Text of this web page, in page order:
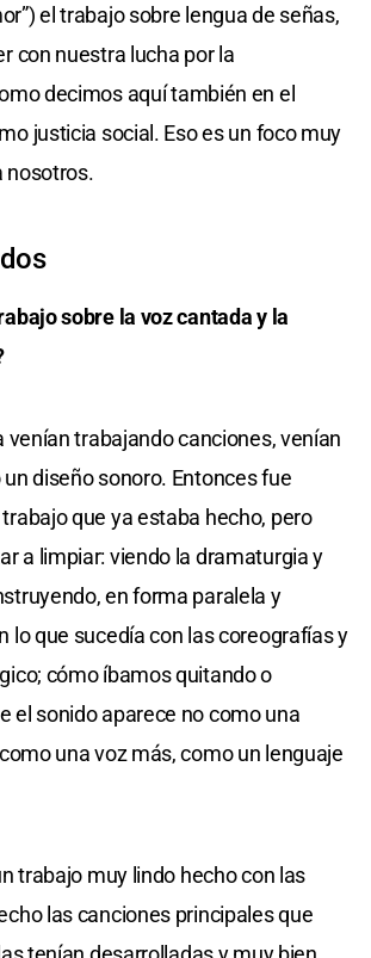
el trabajo sobre lengua de señas,
con nuestra lucha por la
decimos aquí también en el
justicia social. Eso es un foco muy
nosotros.
sobre la voz cantada y la
venían trabajando canciones, venían
diseño sonoro. Entonces fue
que ya estaba hecho, pero
a limpiar: viendo la dramaturgia y
en forma paralela y
lo que sucedía con las coreografías y
cómo íbamos quitando o
el sonido aparece no como una
una voz más, como un lenguaje
trabajo muy lindo hecho con las
las canciones principales que